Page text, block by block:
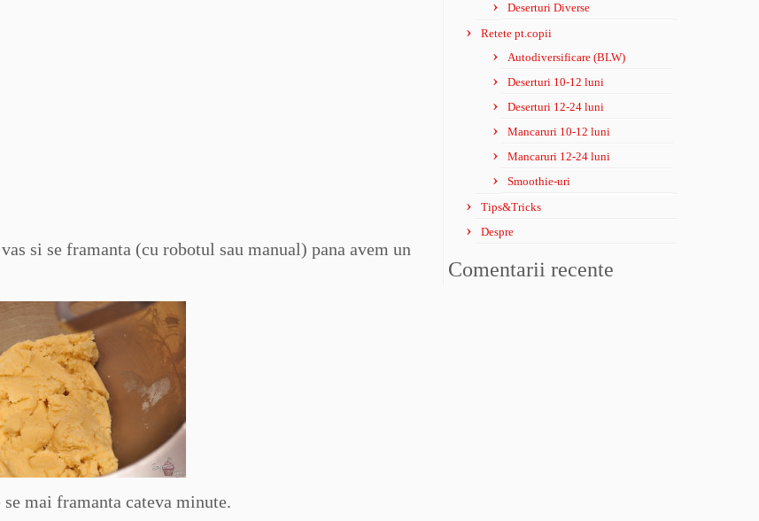
si se framanta (cu robotul sau manual) pana avem un
mai framanta cateva minute.
Deserturi Diverse
Retete pt.copii
Autodiversificare (BLW)
Deserturi 10-12 luni
Deserturi 12-24 luni
Mancaruri 10-12 luni
Mancaruri 12-24 luni
Smoothie-uri
Tips&Tricks
Despre
Comentarii recente